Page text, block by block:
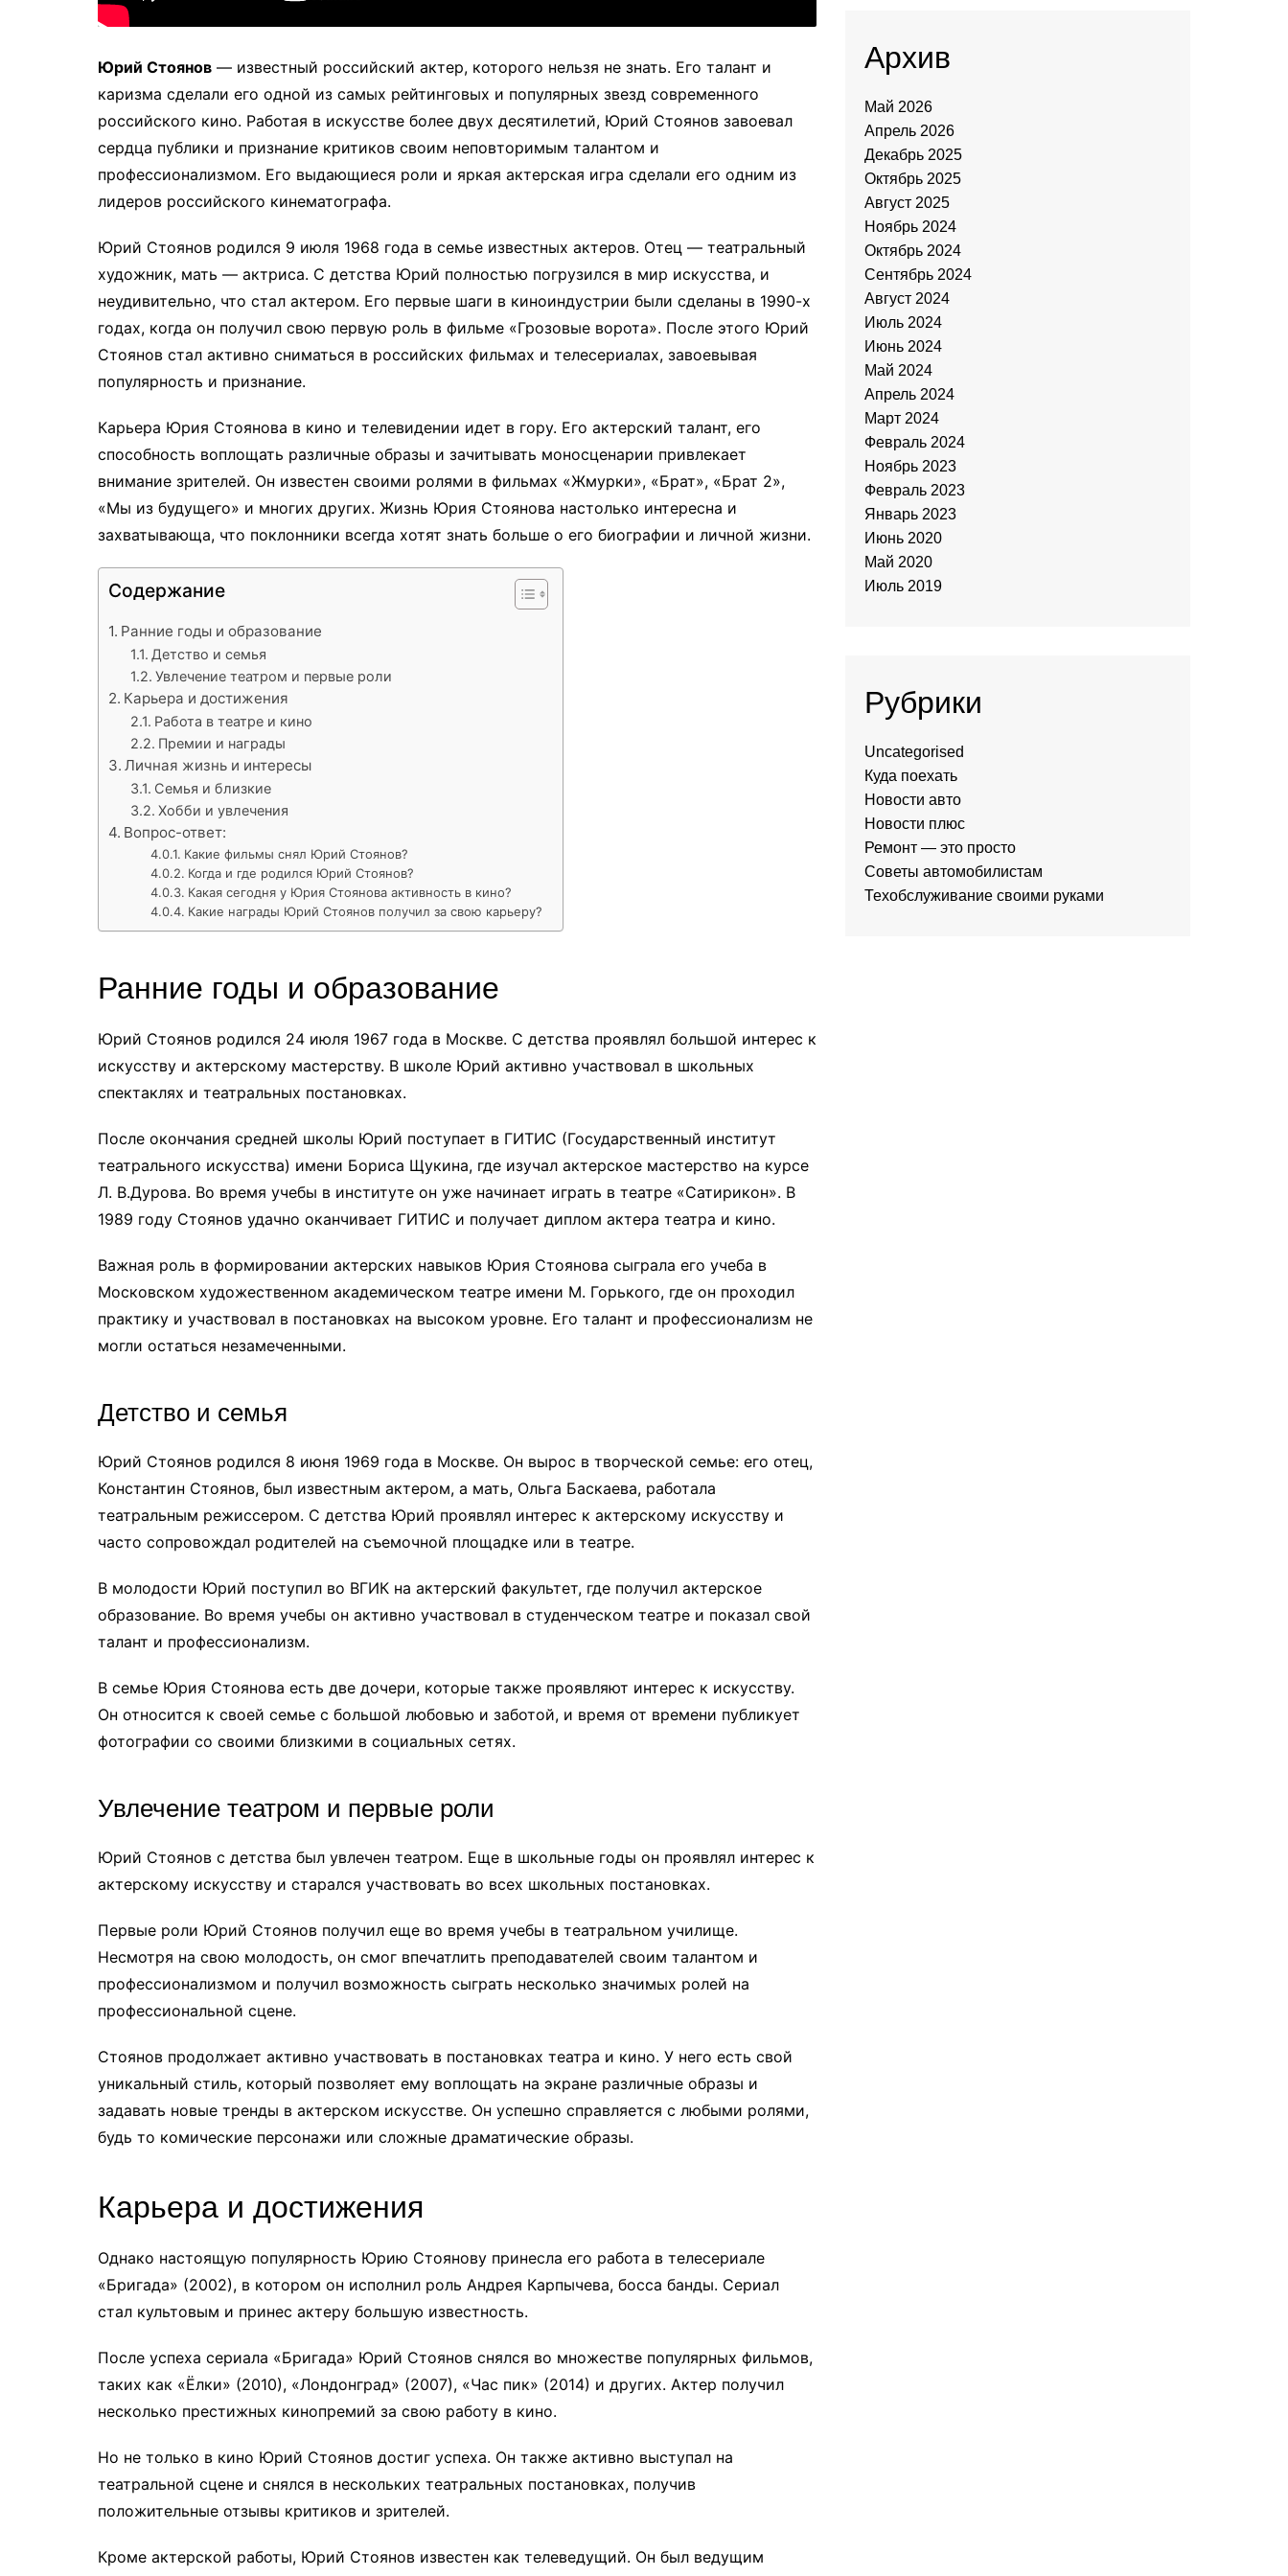
Юрий Стоянов — известный российский актер, которого нельзя не знать. Его талант и
каризма сделали его одной из самых рейтинговых и популярных звезд современного
российского кино. Работая в искусстве более двух десятилетий, Юрий Стоянов завоевал
сердца публики и признание критиков своим неповторимым талантом и
профессионализмом. Его выдающиеся роли и яркая актерская игра сделали его одним из
лидеров российского кинематографа.
Юрий Стоянов родился 9 июля 1968 года в семье известных актеров. Отец — театральный
художник, мать — актриса. С детства Юрий полностью погрузился в мир искусства, и
неудивительно, что стал актером. Его первые шаги в киноиндустрии были сделаны в 1990-х
годах, когда он получил свою первую роль в фильме «Грозовые ворота». После этого Юрий
Стоянов стал активно сниматься в российских фильмах и телесериалах, завоевывая
популярность и признание.
Карьера Юрия Стоянова в кино и телевидении идет в гору. Его актерский талант, его
способность воплощать различные образы и зачитывать моносценарии привлекает
внимание зрителей. Он известен своими ролями в фильмах «Жмурки», «Брат», «Брат 2»,
«Мы из будущего» и многих других. Жизнь Юрия Стоянова настолько интересна и
захватывающа, что поклонники всегда хотят знать больше о его биографии и личной жизни.
Содержание
Ранние годы и образование
Детство и семья
Увлечение театром и первые роли
Карьера и достижения
Работа в театре и кино
Премии и награды
Личная жизнь и интересы
Семья и близкие
Хобби и увлечения
Вопрос-ответ:
Какие фильмы снял Юрий Стоянов?
Когда и где родился Юрий Стоянов?
Какая сегодня у Юрия Стоянова активность в кино?
Какие награды Юрий Стоянов получил за свою карьеру?
Ранние годы и образование
Юрий Стоянов родился 24 июля 1967 года в Москве. С детства проявлял большой интерес к
искусству и актерскому мастерству. В школе Юрий активно участвовал в школьных
спектаклях и театральных постановках.
После окончания средней школы Юрий поступает в ГИТИС (Государственный институт
театрального искусства) имени Бориса Щукина, где изучал актерское мастерство на курсе
Л. В.Дурова. Во время учебы в институте он уже начинает играть в театре «Сатирикон». В
1989 году Стоянов удачно оканчивает ГИТИС и получает диплом актера театра и кино.
Важная роль в формировании актерских навыков Юрия Стоянова сыграла его учеба в
Московском художественном академическом театре имени М. Горького, где он проходил
практику и участвовал в постановках на высоком уровне. Его талант и профессионализм не
могли остаться незамеченными.
Детство и семья
Юрий Стоянов родился 8 июня 1969 года в Москве. Он вырос в творческой семье: его отец,
Константин Стоянов, был известным актером, а мать, Ольга Баскаева, работала
театральным режиссером. С детства Юрий проявлял интерес к актерскому искусству и
часто сопровождал родителей на съемочной площадке или в театре.
В молодости Юрий поступил во ВГИК на актерский факультет, где получил актерское
образование. Во время учебы он активно участвовал в студенческом театре и показал свой
талант и профессионализм.
В семье Юрия Стоянова есть две дочери, которые также проявляют интерес к искусству.
Он относится к своей семье с большой любовью и заботой, и время от времени публикует
фотографии со своими близкими в социальных сетях.
Увлечение театром и первые роли
Юрий Стоянов с детства был увлечен театром. Еще в школьные годы он проявлял интерес к
актерскому искусству и старался участвовать во всех школьных постановках.
Первые роли Юрий Стоянов получил еще во время учебы в театральном училище.
Несмотря на свою молодость, он смог впечатлить преподавателей своим талантом и
профессионализмом и получил возможность сыграть несколько значимых ролей на
профессиональной сцене.
Стоянов продолжает активно участвовать в постановках театра и кино. У него есть свой
уникальный стиль, который позволяет ему воплощать на экране различные образы и
задавать новые тренды в актерском искусстве. Он успешно справляется с любыми ролями,
будь то комические персонажи или сложные драматические образы.
Карьера и достижения
Однако настоящую популярность Юрию Стоянову принесла его работа в телесериале
«Бригада» (2002), в котором он исполнил роль Андрея Карпычева, босса банды. Сериал
стал культовым и принес актеру большую известность.
После успеха сериала «Бригада» Юрий Стоянов снялся во множестве популярных фильмов,
таких как «Ёлки» (2010), «Лондонград» (2007), «Час пик» (2014) и других. Актер получил
несколько престижных кинопремий за свою работу в кино.
Но не только в кино Юрий Стоянов достиг успеха. Он также активно выступал на
театральной сцене и снялся в нескольких театральных постановках, получив
положительные отзывы критиков и зрителей.
Кроме актерской работы, Юрий Стоянов известен как телеведущий. Он был ведущим
Архив
Май 2026
Апрель 2026
Декабрь 2025
Октябрь 2025
Август 2025
Ноябрь 2024
Октябрь 2024
Сентябрь 2024
Август 2024
Июль 2024
Июнь 2024
Май 2024
Апрель 2024
Март 2024
Февраль 2024
Ноябрь 2023
Февраль 2023
Январь 2023
Июнь 2020
Май 2020
Июль 2019
Рубрики
Uncategorised
Куда поехать
Новости авто
Новости плюс
Ремонт — это просто
Советы автомобилистам
Техобслуживание своими руками